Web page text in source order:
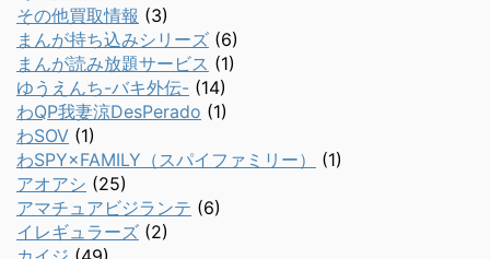
その他買取情報 (3)
まんが持ち込みシリーズ (6)
まんが読み放題サービス (1)
ゆうえんち-バキ外伝- (14)
わQP我妻涼DesPerado (1)
わSOV (1)
わSPY×FAMILY（スパイファミリー）
(1)
アオアシ (25)
アマチュアビジランテ (6)
イレギュラーズ (2)